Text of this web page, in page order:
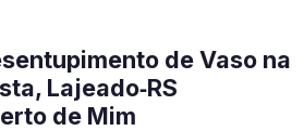
de Vaso na
Lajeado‑RS
de Mim